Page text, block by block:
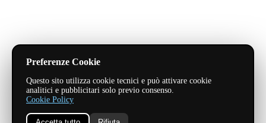
Preferenze Cookie
Questo sito utilizza cookie tecnici e può attivare cookie
analitici e pubblicitari solo previo consenso.
Cookie Policy